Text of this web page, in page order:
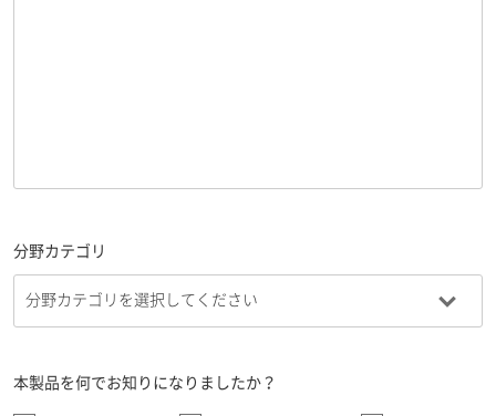
分野カテゴリ
本製品を何でお知りになりましたか？